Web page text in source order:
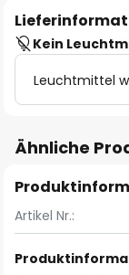
Kein
Leuchtmittel
Ähnliche
Artikel Nr.: